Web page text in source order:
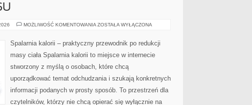
MOŻLIWOŚĆ KOMENTOWANIA HISTORIE
ZOSTAŁA WYŁĄCZONA
Spalarnia kalorii – praktyczny przewodnik po redukcji
masy ciała Spalarnia kalorii to miejsce w internecie
stworzony z myślą o osobach, które chcą
uporządkować temat odchudzania i szukają konkretnych
informacji podanych w prosty sposób. To przestrzeń dla
czytelników, którzy nie chcą opierać się wyłącznie na